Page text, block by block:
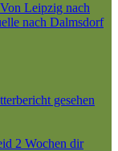
Leipzig nach
nach Dalmsdorf
gesehen
2 Wochen dir